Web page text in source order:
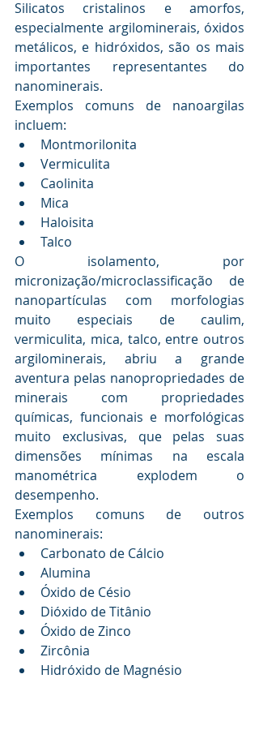
Silicatos cristalinos e amorfos,
especialmente argilominerais, óxidos
metálicos, e hidróxidos, são os mais
importantes representantes do
nanominerais.
Exemplos comuns de nanoargilas
incluem:
Montmorilonita
Vermiculita
Caolinita
Mica
Haloisita
Talco
O isolamento, por
micronização/microclassificação de
nanopartículas com morfologias
muito especiais de caulim,
vermiculita, mica, talco, entre outros
argilominerais, abriu a grande
aventura pelas nanopropriedades de
minerais com propriedades
químicas, funcionais e morfológicas
muito exclusivas, que pelas suas
dimensões mínimas na escala
manométrica explodem o
desempenho.
Exemplos comuns de outros
nanominerais:
Carbonato de Cálcio
Alumina
Óxido de Césio
Dióxido de Titânio
Óxido de Zinco
Zircônia
Hidróxido de Magnésio